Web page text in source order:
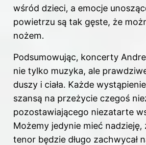
wśród dzieci, a emocje
powietrzu są tak gęste, że
nożem.
Podsumowując, koncerty
nie tylko muzyka, ale
duszy i ciała. Każde
szansą na przeżycie czegoś
pozostawiającego niezatarte
Możemy jedynie mieć nadzieję,
tenor będzie długo zachwycał